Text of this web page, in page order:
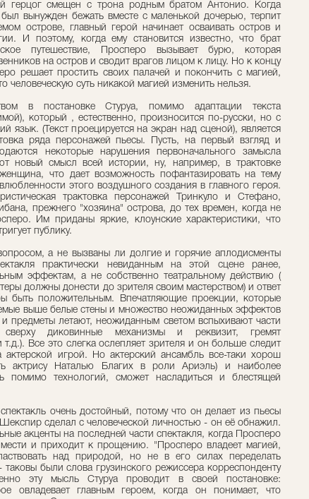
герцог смещен с трона родным братом Антонио. Когда
вынужден бежать вместе с маленькой дочерью, терпит
острове, главный герой начинает осваивать остров и
И поэтому, когда ему становится известно, что брат
путешествие, Просперо вызывает бурю, которая
на остров и сводит врагов лицом к лицу. Но к концу
решает простить своих палачей и покончить с магией,
человеческую суть никакой магией изменить нельзя.
в постановке Стуруа, помимо адаптации текста
который , естественно, произносится по-русски, но с
язык. (Текст проецируется на экран над сценой), является
ряда персонажей пьесы. Пусть, на первый взгляд и
некоторые нарушения первоначального замысла
новый смысл всей истории, ну, например, в трактовке
что дает возможность пофантазировать на тему
этого воздушного создания в главного героя.
трактовка персонажей Тринкуло и Стефано,
прежнего "хозяина" острова, до тех времен, когда не
Им приданы яркие, клоунские характеристики, что
публику.
а не вызваны ли долгие и горячие аплодисменты
практически невиданным на этой сцене ранее,
эффектам, а не собственно театральному действию (
должны донести до зрителя своим мастерством) и ответ
быть положительным. Впечатляющие проекции, которые
выше белые стены и множество неожиданных эффектов
предметы летают, неожиданным светом вспыхивают части
диковинные механизмы и реквизит, гремят
т.д.). Все это слегка ослепляет зрителя и он больше следит
игрой. Но актерский ансамбль все-таки хорош
актрису Наталью Благих в роли Ариэль) и наиболее
помимо технологий, сможет насладиться и блестящей
очень достойный, потому что он делает из пьесы
сделал с человеческой личностью - он её обнажил.
акценты на последней части спектакля, когда Просперо
мести и приходит к прощению. "Просперо владеет магией,
над природой, но не в его силах переделать
таковы были слова грузинского режиссера корреспонденту
эту мысль Стуруа проводит в своей постановке:
овладевает главным героем, когда он понимает, что